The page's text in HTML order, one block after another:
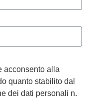
acconsento alla
quanto stabilito dal
dei dati personali n.